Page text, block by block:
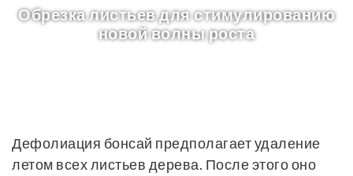
Обрезка листьев для стимулированию
новой волны роста
Дефолиация бонсай предполагает удаление
летом всех листьев дерева. После этого оно